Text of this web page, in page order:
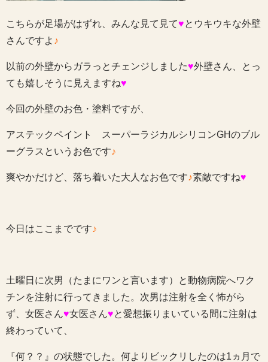
こちらが足場がはずれ、みんな見て見て♥とウキウキな外壁
さんですよ ♪
以前の外壁からガラっとチェンジしました♥外壁さん、とっ
ても嬉しそうに見えますね♥
今回の外壁のお色・塗料ですが、
アステックペイント スーパーラジカルシリコンGHのブル
ーグラスというお色です♪
爽やかだけど、落ち着いた大人なお色です♪素敵ですね♥
今日はここまでです♪
土曜日に次男（たまにワンと言います）と動物病院へワク
チンを注射に行ってきました。次男は注射を全く怖がら
ず、女医さん♥女医さん♥と愛想振りまいている間に注射は
終わっていて、
『何？？』の状態でした。何よりビックリしたのは1ヵ月で